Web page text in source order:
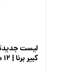
لیست
کبیر برنا | ۱۲ مرداد ۱۴۰۵